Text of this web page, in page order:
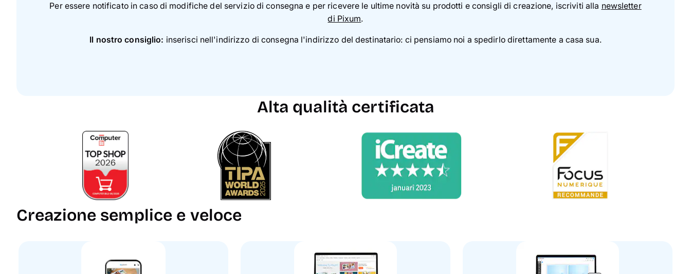
Per essere notificato in caso di modifiche del servizio di consegna e per ricevere le ultime novità su prodotti e consigli di creazione, iscriviti alla newsletter
di Pixum.
Il nostro consiglio: inserisci nell'indirizzo di consegna l'indirizzo del destinatario: ci pensiamo noi a spedirlo direttamente a casa sua.
Alta qualità certificata
Creazione semplice e veloce